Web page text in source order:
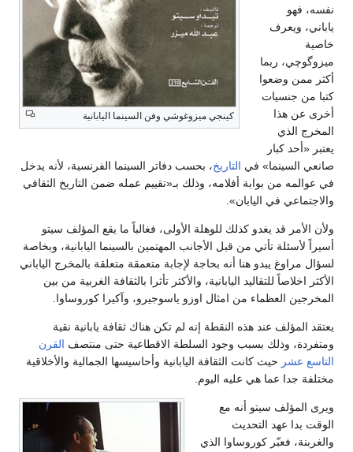
كينجي ميزوغوشي وفن السينما اليابانية
نفسه، فهو
ياباني، ويعرف
خاصية
ميزوگوچي، ربما
أكثر ممن وضعوا
كتبا من جنسيات
أخرى عن هذا
المخرج الذي
يعتبر «أحد كبار
صانعي السينما» في التاريخ، بحسب دفاتر السينما الفرنسية، لأنه يدخل
في عوالمه من بوابة أفلامه، وذلك بـ«تقييم عمله ضمن التاريخ الثقافي
والاجتماعي في اليابان».
ولأن الأمر قد يغدو كذلك للوهلة الأولى، فغالباً ما يقع المؤلف سيتو
أسيراً لأسئلة تأتي من قبل الأجانب المهتمين بالسينما اليابانية، وبخاصة
لسؤال مراوغ يبدو هنا أنه بحاجة لإجابة متعمقة متعلقة بالمخرج الياباني
الأكثر اخلاصاً للتقاليد اليابانية، والأكثر تأثرا بالثقافة الغربية من بين
المخرجين العظماء من امثال اوزو ياسوجيرو، وآكيرا كوروساوا.
يعتقد المؤلف عند هذه النقطة إنه لم تكن هناك ثقافة يابانية نقية
ومتفردة، وذلك بسبب وجود السلطة الاقطاعية حتى منتصف القرن
التاسع عشر حيث كانت الثقافة اليابانية وأحاسيسها الجمالية والأخلاقية
مختلفة جدا عما هي عليه اليوم.
ويرى المؤلف سيتو أنه مع
الوقت بدا عهد التحديث
والغربنة، فعبّر كوروساوا الذي